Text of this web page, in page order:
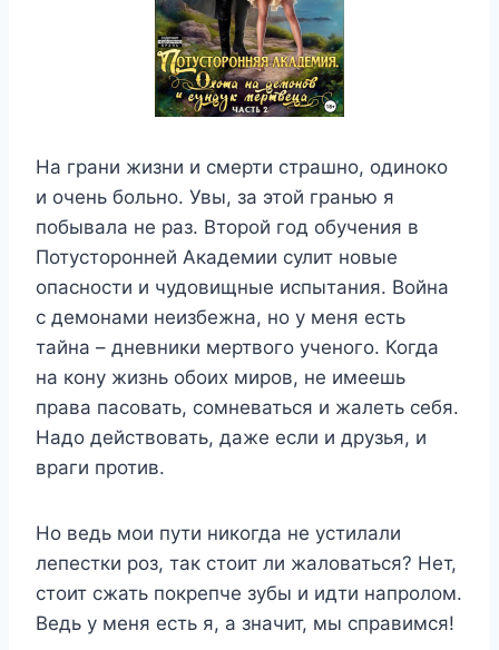
На грани жизни и смерти страшно, одиноко
и очень больно. Увы, за этой гранью я
побывала не раз. Второй год обучения в
Потусторонней Академии сулит новые
опасности и чудовищные испытания. Война
с демонами неизбежна, но у меня есть
тайна – дневники мертвого ученого. Когда
на кону жизнь обоих миров, не имеешь
права пасовать, сомневаться и жалеть себя.
Надо действовать, даже если и друзья, и
враги против.
Но ведь мои пути никогда не устилали
лепестки роз, так стоит ли жаловаться? Нет,
стоит сжать покрепче зубы и идти напролом.
Ведь у меня есть я, а значит, мы справимся!